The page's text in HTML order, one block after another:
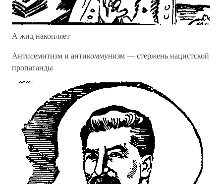
А жид накопляет
Антисемитизм и антикоммунизм — стержень нацистской
пропаганды